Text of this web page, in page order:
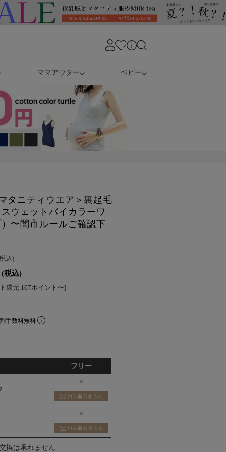
ママアウター ベビー
タニティウエア＞裏起毛
ウェットバイカラーワ
〜闇市ルールご確認下
込)
(税込)
還元 107ポイント〜]
手数料無料
フリー
×
×
換は承れません